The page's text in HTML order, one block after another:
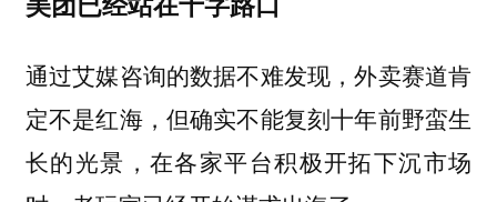
通过艾媒咨询的数据不难发现，外卖赛道肯
定不是红海，但确实不能复刻十年前野蛮生
长的光景，在各家平台积极开拓下沉市场